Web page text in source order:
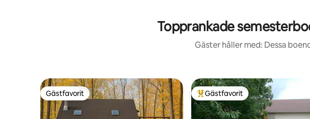
Topprankade
Gäster håller med: Dessa
Gästfavorit
Gästfavorit Populär gästfavorit
Gästfavorit